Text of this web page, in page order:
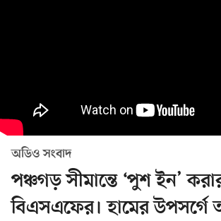
অডিও সংবাদ
পঞ্চগড় সীমান্তে ‘পুশ ইন’ করার
বিএসএফের। হামের